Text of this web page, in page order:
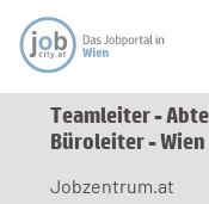
Teamleiter -
Büroleiter - Wien
Jobzentrum.at